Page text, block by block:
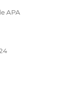
APA